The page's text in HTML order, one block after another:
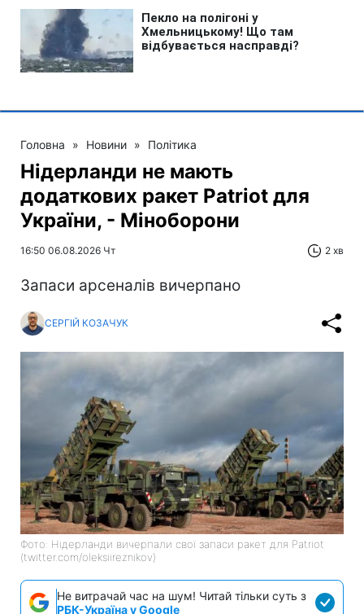
Головна » Новини » Політика
Нідерланди не мають
додаткових ракет Patriot для
України, - Міноборони
16:50 06.08.2026 Чт 2 хв
Запаси арсеналів вичерпано
СЕРГІЙ КОЗАЧУК
Фото: Нідерланди вичерпали свої запаси ракет для Patriot
(twitter.com/oleksiireznikov)
Не витрачай час на шум! Читай тільки суть з
РБК-Україна у Google